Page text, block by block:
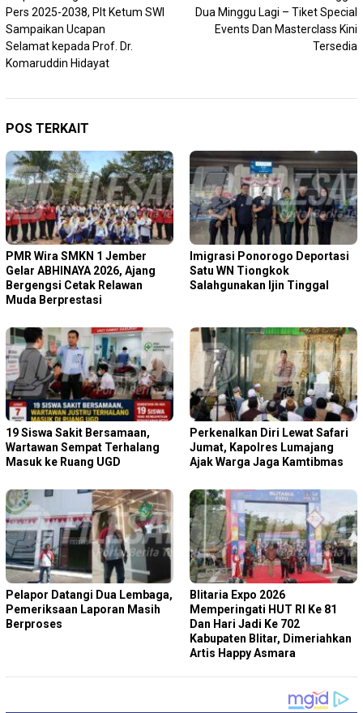
Pers 2025-2038, Plt Ketum SWI
Sampaikan Ucapan
Selamat kepada Prof. Dr.
Komaruddin Hidayat
Dua Minggu Lagi – Tiket Special
Events Dan Masterclass Kini
Tersedia
POS TERKAIT
PMR Wira SMKN 1 Jember
Gelar ABHINAYA 2026, Ajang
Bergengsi Cetak Relawan
Muda Berprestasi
Imigrasi Ponorogo Deportasi
Satu WN Tiongkok
Salahgunakan Ijin Tinggal
19 Siswa Sakit Bersamaan,
Wartawan Sempat Terhalang
Masuk ke Ruang UGD
Perkenalkan Diri Lewat Safari
Jumat, Kapolres Lumajang
Ajak Warga Jaga Kamtibmas
Pelapor Datangi Dua Lembaga,
Pemeriksaan Laporan Masih
Berproses
Blitaria Expo 2026
Memperingati HUT RI Ke 81
Dan Hari Jadi Ke 702
Kabupaten Blitar, Dimeriahkan
Artis Happy Asmara